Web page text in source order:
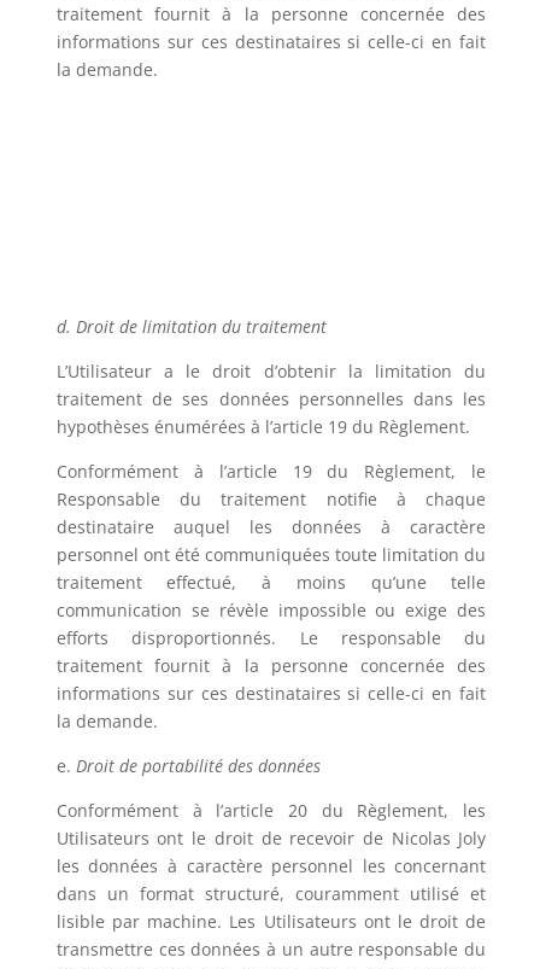
traitement fournit à la personne concernée des
informations sur ces destinataires si celle-ci en fait
la demande.
d. Droit de limitation du traitement
L’Utilisateur a le droit d’obtenir la limitation du
traitement de ses données personnelles dans les
hypothèses énumérées à l’article 19 du Règlement.
Conformément à l’article 19 du Règlement, le
Responsable du traitement notifie à chaque
destinataire auquel les données à caractère
personnel ont été communiquées toute limitation du
traitement effectué, à moins qu’une telle
communication se révèle impossible ou exige des
efforts disproportionnés. Le responsable du
traitement fournit à la personne concernée des
informations sur ces destinataires si celle-ci en fait
la demande.
e. Droit de portabilité des données
Conformément à l’article 20 du Règlement, les
Utilisateurs ont le droit de recevoir de Nicolas Joly
les données à caractère personnel les concernant
dans un format structuré, couramment utilisé et
lisible par machine. Les Utilisateurs ont le droit de
transmettre ces données à un autre responsable du